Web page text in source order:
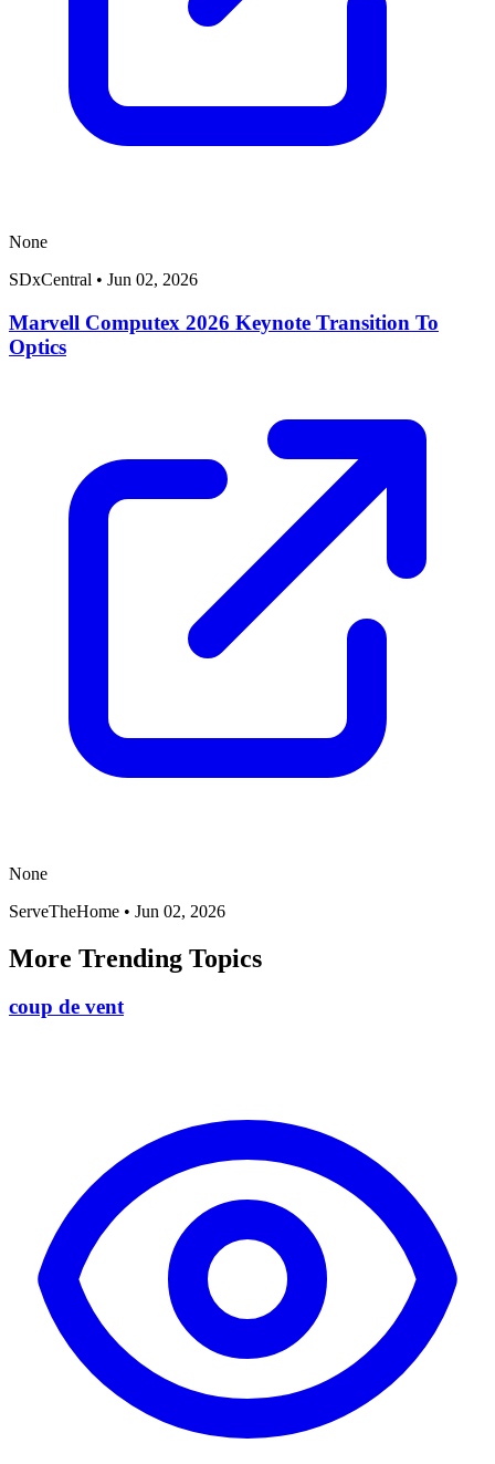
None
SDxCentral • Jun 02, 2026
Marvell Computex 2026 Keynote Transition To
Optics
None
ServeTheHome • Jun 02, 2026
More Trending Topics
coup de vent